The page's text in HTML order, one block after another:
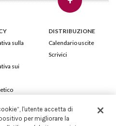
sulla
sui
DISTRIBUZIONE
Calendario uscite
Scrivici
Viale Monte Nero, 84 - 20135 Milano
l'utente accetta di
per migliorare la